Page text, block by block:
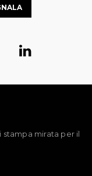
mirata per il